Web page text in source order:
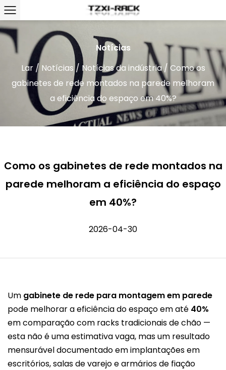
Notícias
Lar/ Notícias/ Notícias da indústria/ Como os
gabinetes de rede montados na parede melhoram
a eficiência do espaço em 40%?
Como os gabinetes de rede montados na
parede melhoram a eficiência do espaço
em 40%?
2026-04-30
Um gabinete de rede para montagem em parede
pode melhorar a eficiência do espaço em até 40%
em comparação com racks tradicionais de chão —
esta não é uma estimativa vaga, mas um resultado
mensurável documentado em implantações em
escritórios, salas de varejo e armários de fiação